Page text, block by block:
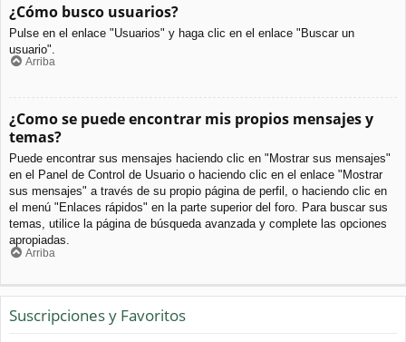
¿Cómo busco usuarios?
Pulse en el enlace "Usuarios" y haga clic en el enlace "Buscar un
usuario".
Arriba
¿Como se puede encontrar mis propios mensajes y
temas?
Puede encontrar sus mensajes haciendo clic en "Mostrar sus mensajes"
en el Panel de Control de Usuario o haciendo clic en el enlace "Mostrar
sus mensajes" a través de su propio página de perfil, o haciendo clic en
el menú "Enlaces rápidos" en la parte superior del foro. Para buscar sus
temas, utilice la página de búsqueda avanzada y complete las opciones
apropiadas.
Arriba
Suscripciones y Favoritos